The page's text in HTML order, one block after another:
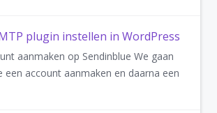
plugin instellen in WordPress
aanmaken op Sendinblue We gaan
een account aanmaken en daarna een